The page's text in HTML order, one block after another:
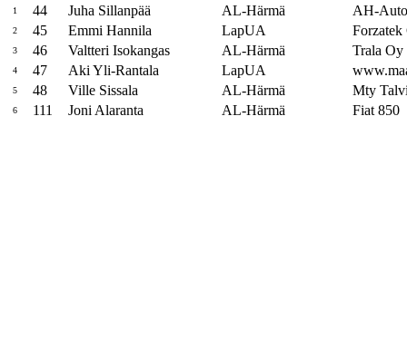
1
44 Juha Sillanpää AL-Härmä AH-
2 45 Emmi Hannila LapUA Forzatek
3 46 Valtteri Isokangas AL-Härmä Trala
4 47 Aki Yli-Rantala LapUA
5 48 Ville Sissala AL-Härmä Mty
6 111 Joni Alaranta AL-Härmä Fiat 850